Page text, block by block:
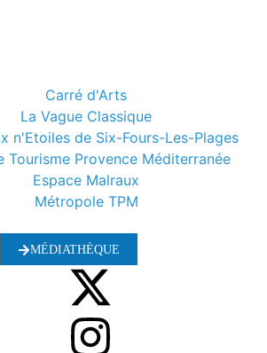
Carré d'Arts
La Vague Classique
n'Etoiles de Six-Fours-Les-Plages
Tourisme Provence Méditerranée
Espace Malraux
Métropole TPM
MÉDIATHÈQUE